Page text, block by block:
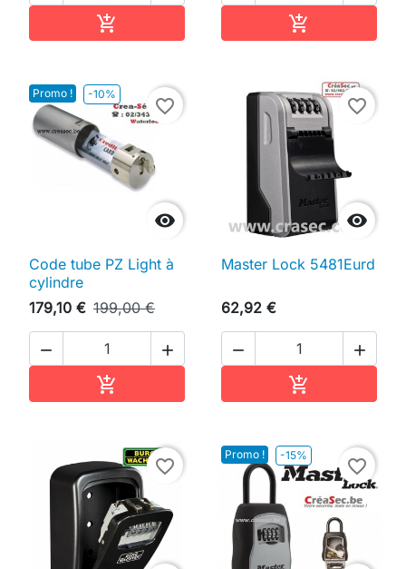
 
Promo ! -10%

favorite_border
Code tube PZ Light à
cylindre
179,10 € 199,00 €
 


favorite_border
Master Lock 5481Eurd
62,92 €
 

favorite_border
Promo ! -15%
favorite_border